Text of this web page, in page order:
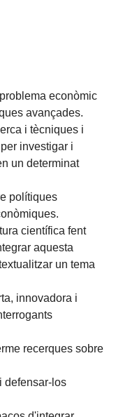
econòmic
avançades.
i tècniques i
investigar i
un determinat
polítiques
científica fent
aquesta
un tema
innovadora i
recerques sobre
defensar-los